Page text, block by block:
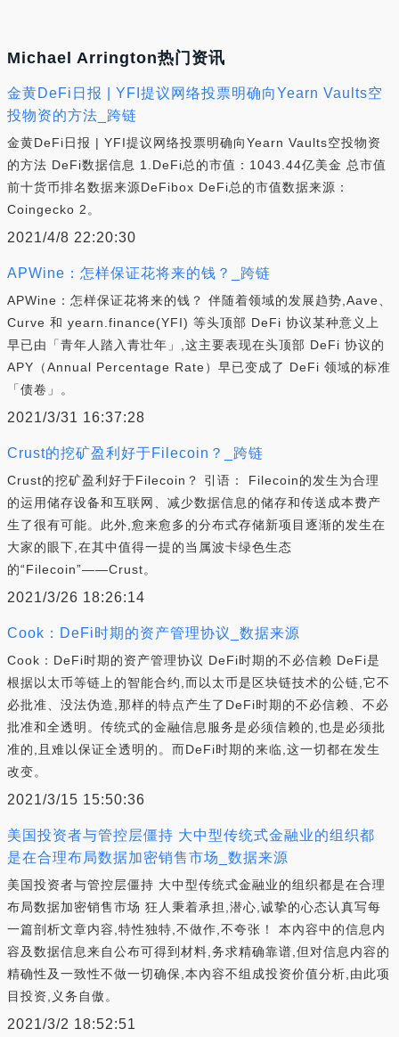
Michael Arrington热门资讯
金黄DeFi日报 | YFI提议网络投票明确向Yearn Vaults空
投物资的方法_跨链
金黄DeFi日报 | YFI提议网络投票明确向Yearn Vaults空投物资
的方法 DeFi数据信息 1.DeFi总的市值：1043.44亿美金 总市值
前十货币排名数据来源DeFibox DeFi总的市值数据来源：
Coingecko 2。
2021/4/8 22:20:30
APWine：怎样保证花将来的钱？_跨链
APWine：怎样保证花将来的钱？ 伴随着领域的发展趋势,Aave、
Curve 和 yearn.finance(YFI) 等头顶部 DeFi 协议某种意义上
早已由「青年人踏入青壮年」,这主要表现在头顶部 DeFi 协议的
APY（Annual Percentage Rate）早已变成了 DeFi 领域的标准
「债卷」。
2021/3/31 16:37:28
Crust的挖矿盈利好于Filecoin？_跨链
Crust的挖矿盈利好于Filecoin？ 引语： Filecoin的发生为合理
的运用储存设备和互联网、减少数据信息的储存和传送成本费产
生了很有可能。此外,愈来愈多的分布式存储新项目逐渐的发生在
大家的眼下,在其中值得一提的当属波卡绿色生态
的“Filecoin”——Crust。
2021/3/26 18:26:14
Cook：DeFi时期的资产管理协议_数据来源
Cook：DeFi时期的资产管理协议 DeFi时期的不必信赖 DeFi是
根据以太币等链上的智能合约,而以太币是区块链技术的公链,它不
必批准、没法伪造,那样的特点产生了DeFi时期的不必信赖、不必
批准和全透明。传统式的金融信息服务是必须信赖的,也是必须批
准的,且难以保证全透明的。而DeFi时期的来临,这一切都在发生
改变。
2021/3/15 15:50:36
美国投资者与管控层僵持 大中型传统式金融业的组织都
是在合理布局数据加密销售市场_数据来源
美国投资者与管控层僵持 大中型传统式金融业的组织都是在合理
布局数据加密销售市场 狂人秉着承担,潜心,诚挚的心态认真写每
一篇剖析文章内容,特性独特,不做作,不夸张！ 本內容中的信息内
容及数据信息来自公布可得到材料,务求精确靠谱,但对信息内容的
精确性及一致性不做一切确保,本內容不组成投资价值分析,由此项
目投资,义务自傲。
2021/3/2 18:52:51